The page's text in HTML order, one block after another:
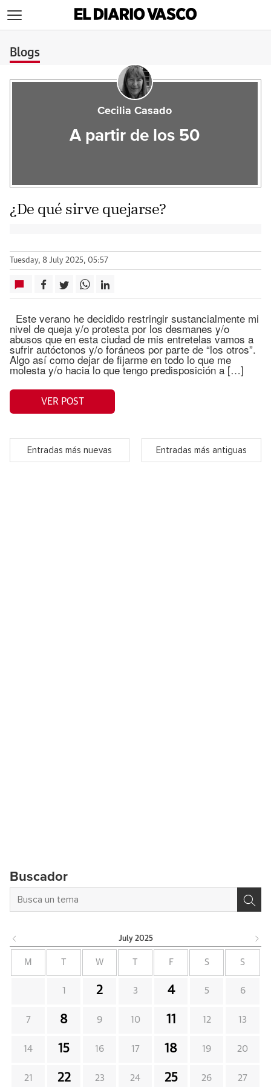
Blogs
Cecilia Casado
A partir de los 50
¿De qué sirve quejarse?
Tuesday, 8 July 2025, 05:57
Este verano he decidido restringir sustancialmente mi
nivel de queja y/o protesta por los desmanes y/o
abusos que en esta ciudad de mis entretelas vamos a
sufrir autóctonos y/o foráneos por parte de “los otros”.
Algo así­ como dejar de fijarme en todo lo que me
molesta y/o hacia lo que tengo predisposición a […]
VER POST
Entradas más nuevas Entradas más antiguas
Buscador
July 2025
M W F S S
1 2 3 4 5 6
7 8 9 10 11 12 13
14 15 16 17 18 19 20
21 22 23 24 25 26 27